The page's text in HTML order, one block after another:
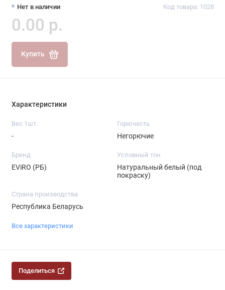
Нет в наличии Код товара: 1028
0.00 р.
Купить
Характеристики
Вес 1шт.
-
Горючесть
Негорючие
Бренд
EViRO (РБ)
Условный тон
Натуральный белый (под
покраску)
Страна производства
Республика Беларусь
Все характеристики
Поделиться